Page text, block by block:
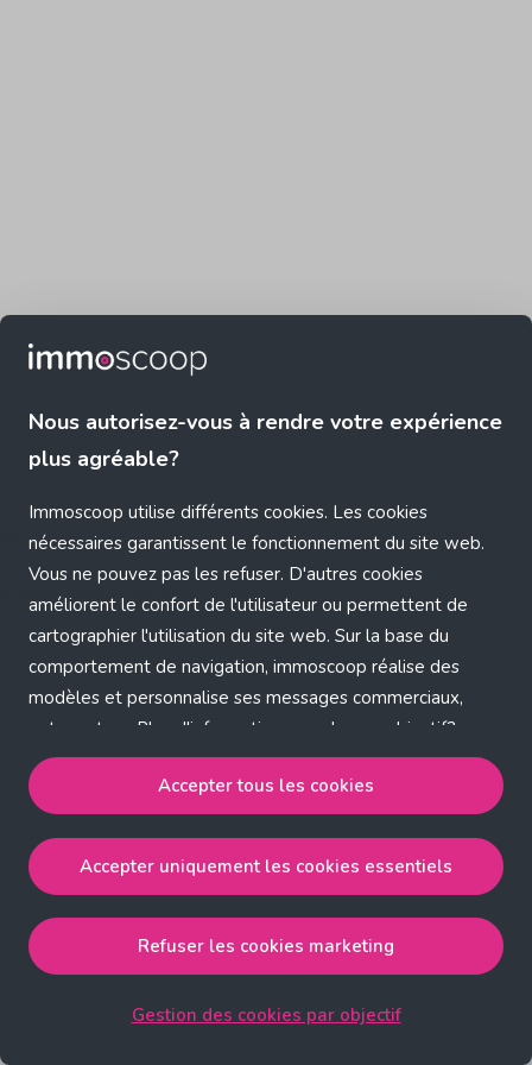
Nous autorisez-vous à rendre votre expérience
plus agréable?
Immoscoop utilise différents cookies. Les cookies
nécessaires garantissent le fonctionnement du site web.
Vous ne pouvez pas les refuser. D'autres cookies
améliorent le confort de l'utilisateur ou permettent de
cartographier l'utilisation du site web. Sur la base du
comportement de navigation, immoscoop réalise des
modèles et personnalise ses messages commerciaux,
entre autres. Plus d'informations sur chaque objectif?
Cliquez sur 'Gestion des cookies par objectif'.
Notre politique de cookies
Accepter tous les cookies
strictement nécessaires, performance, fonctionnalité et
publicité ciblée.
Accepter uniquement les cookies essentielsaccepte
les cookies strictement nécessaires.
Accepter tous les cookies
Accepter uniquement les cookies essentiels
Refuser les cookies marketing
Gestion des cookies par objectif
Application error: a client-side exception has occurred (see the
browser console for more information)